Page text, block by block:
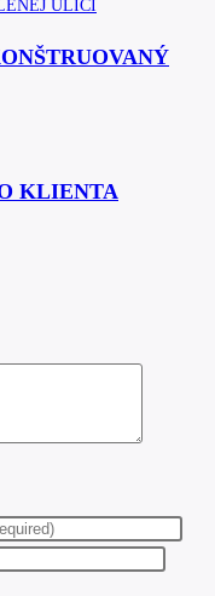
KLIENTA